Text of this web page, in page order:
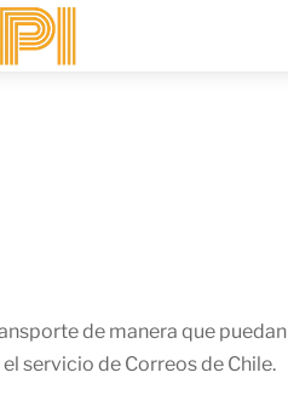
de manera que puedan
servicio de Correos de Chile.